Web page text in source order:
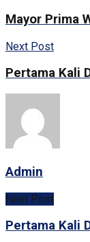
Mayor Prima
Next Post
Pertama Kali
Admin
Next Post
Pertama Kali